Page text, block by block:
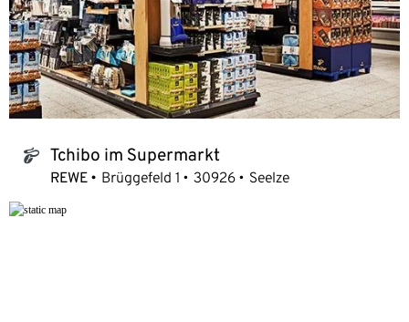
tchibo_logo Tchibo im Supermarkt
REWE Brüggefeld 1 30926 Seelze